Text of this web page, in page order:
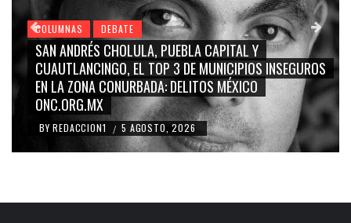
COLUMNAS DEBATE
SAN ANDRÉS CHOLULA, PUEBLA CAPITAL Y
CUAUTLANCINGO, EL TOP 3 DE MUNICIPIOS INSEGUROS
EN LA ZONA CONURBADA: DELITOS MÉXICO
ONC.ORG.MX
BY REDACCION1 / 5 AGOSTO, 2026